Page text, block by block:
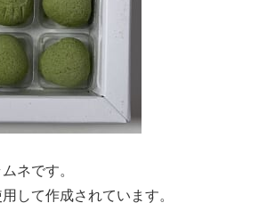
ネです。
して作成されています。